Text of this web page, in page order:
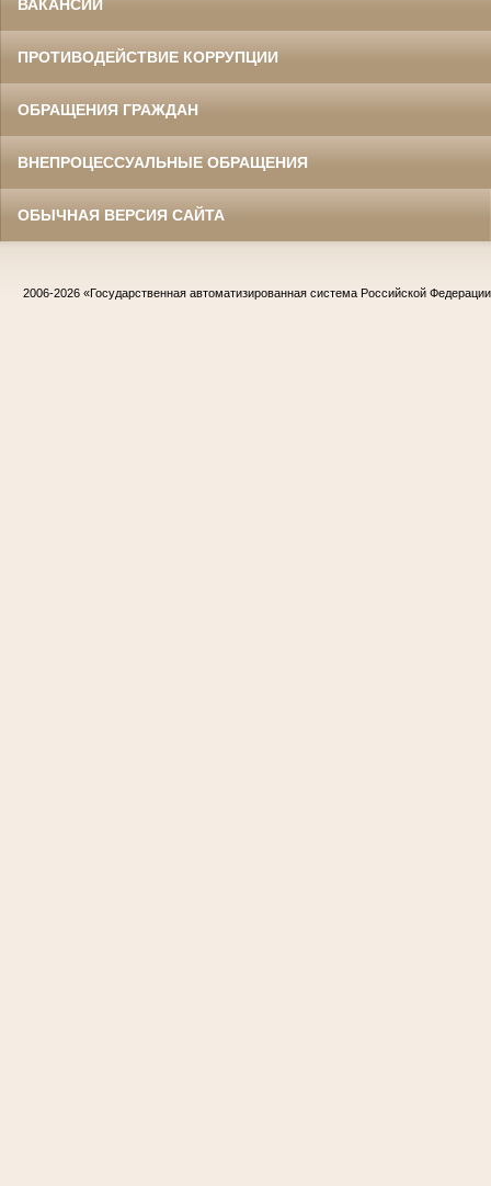
ВАКАНСИИ
ПРОТИВОДЕЙСТВИЕ КОРРУПЦИИ
ОБРАЩЕНИЯ ГРАЖДАН
ВНЕПРОЦЕССУАЛЬНЫЕ ОБРАЩЕНИЯ
ОБЫЧНАЯ ВЕРСИЯ САЙТА
2006-2026 «Государственная автоматизированная система Российской